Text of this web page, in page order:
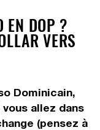
EN DOP ?
VERS
Dominicain,
allez dans
(pensez à